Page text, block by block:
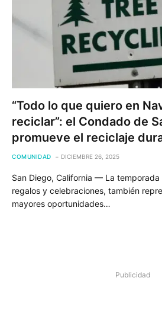
“Todo lo que quiero en
reciclar”: el Condado de
promueve el reciclaje
COMUNIDAD DICIEMBRE 26, 2025
San Diego, California — La
regalos y celebraciones, también
mayores oportunidades…
Publicidad